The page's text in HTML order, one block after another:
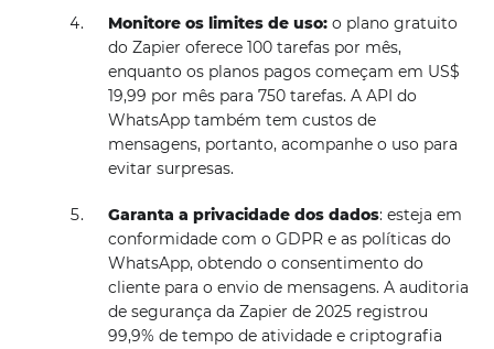
Monitore os limites de uso: o plano gratuito
do Zapier oferece 100 tarefas por mês,
enquanto os planos pagos começam em US$
19,99 por mês para 750 tarefas. A API do
WhatsApp também tem custos de
mensagens, portanto, acompanhe o uso para
evitar surpresas.
Garanta a privacidade dos dados: esteja em
conformidade com o GDPR e as políticas do
WhatsApp, obtendo o consentimento do
cliente para o envio de mensagens. A auditoria
de segurança da Zapier de 2025 registrou
99,9% de tempo de atividade e criptografia